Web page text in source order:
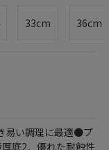
33cm 36cm
易い調理に最適●プ
底2．優れた耐蝕性